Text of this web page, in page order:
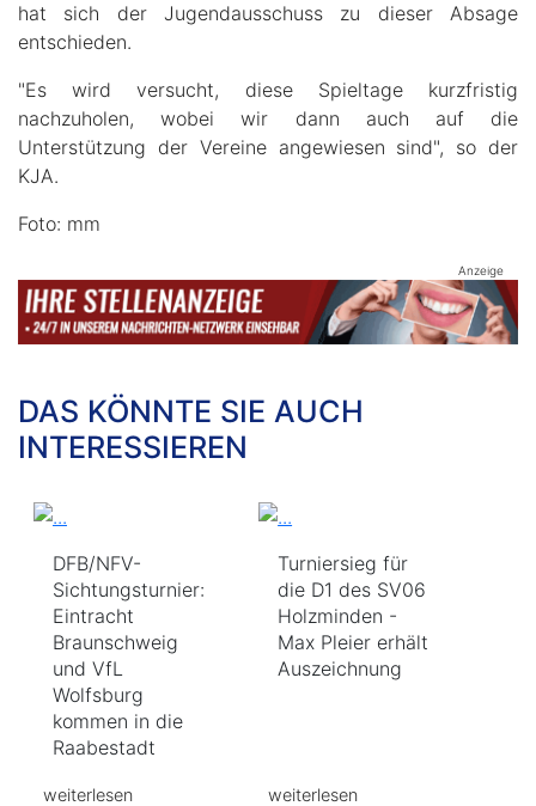
hat sich der Jugendausschuss zu dieser Absage
entschieden.
"Es wird versucht, diese Spieltage kurzfristig
nachzuholen, wobei wir dann auch auf die
Unterstützung der Vereine angewiesen sind", so der
KJA.
Foto: mm
Anzeige
DAS KÖNNTE SIE AUCH
INTERESSIEREN
DFB/NFV-
Sichtungsturnier:
Eintracht
Braunschweig
und VfL
Wolfsburg
kommen in die
Raabestadt
weiterlesen
Turniersieg für
die D1 des SV06
Holzminden -
Max Pleier erhält
Auszeichnung
weiterlesen